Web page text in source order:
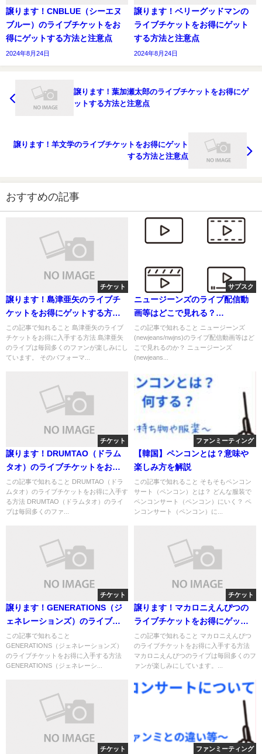
譲ります！CNBLUE（シーエヌ
ブルー）のライブチケットをお
得にゲットする方法と注意点
2024年8月24日
譲ります！ベリーグッドマンの
ライブチケットをお得にゲット
する方法と注意点
2024年8月24日
譲ります！葉加瀬太郎のライブチケットをお得にゲ
ットする方法と注意点
譲ります！羊文学のライブチケットをお得にゲット
する方法と注意点
おすすめの記事
チケット
譲ります！島津亜矢のライブチ
ケットをお得にゲットする方法
と注意点
この記事で知れること 島津亜矢のライブ
チケットをお得に入手する方法 島津亜矢
のライブは毎回多くのファンが楽しみにし
ています。 そのパフォーマ...
サブスク
ニュージーンズのライブ配信動
画等はどこで見れる？
newjeans(nwjns)のおすすめサ
ブスクはこれ！
この記事で知れること ニュージーンズ
(newjeans/nwjns)のライブ配信動画等はど
こで見れるのか？ ニュージーンズ
(newjeans...
チケット
譲ります！DRUMTAO（ドラム
タオ）のライブチケットをお得
にゲットする方法と注意点
この記事で知れること DRUMTAO（ドラ
ムタオ）のライブチケットをお得に入手す
る方法 DRUMTAO（ドラムタオ）のライ
ブは毎回多くのファ...
ファンミーティング
【韓国】ペンコンとは？意味や
楽しみ方を解説
この記事で知れること そもそもペンコン
サート（ペンコン）とは？ どんな服装で
ペンコンサート（ペンコン）にいく？ ペ
ンコンサート（ペンコン）に...
チケット
譲ります！GENERATIONS（ジ
ェネレーションズ）のライブチ
ケットをお得にゲットする方法
と注意点
この記事で知れること
GENERATIONS（ジェネレーションズ）
のライブチケットをお得に入手する方法
GENERATIONS（ジェネレーシ...
チケット
譲ります！マカロニえんぴつの
ライブチケットをお得にゲット
する方法と注意点
この記事で知れること マカロニえんぴつ
のライブチケットをお得に入手する方法
マカロニえんぴつのライブは毎回多くのフ
ァンが楽しみにしています。...
チケット ファンミーティング